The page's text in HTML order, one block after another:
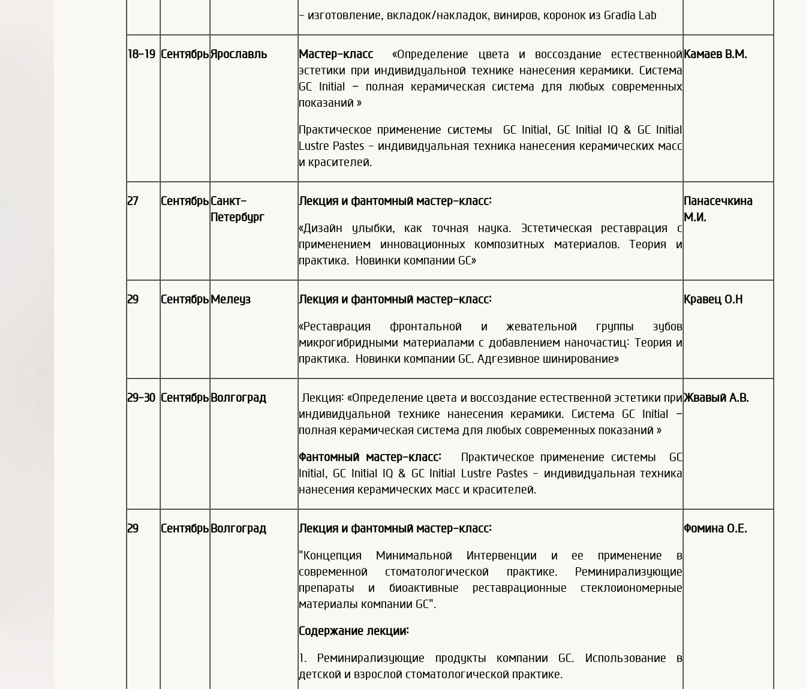
- изготовление, вкладок/накладок, виниров, коронок из Gradia Lab
18-19 СентябрьЯрославль Мастер-класс «Определение цвета и воссоздание естественной
эстетики при индивидуальной технике нанесения керамики. Система
GC Initial – полная керамическая система для любых современных
показаний »
Практическое применение системы GC Initial, GC Initial IQ & GC Initial
Lustre Pastes - индивидуальная техника нанесения керамических масс
и красителей.
Камаев В.М.
27 СентябрьСанкт-
Петербург
Лекция и фантомный мастер-класс:
«Дизайн улыбки, как точная наука. Эстетическая реставрация с
применением инновационных композитных материалов. Теория и
практика. Новинки компании GC»
Панасечкина
М.И.
29 СентябрьМелеуз Лекция и фантомный мастер-класс:
«Реставрация фронтальной и жевательной группы зубов
микрогибридными материалами с добавлением наночастиц: Теория и
практика. Новинки компании GC. Адгезивное шинирование»
Кравец О.Н
29-30 СентябрьВолгоград
Лекция: «Определение цвета и воссоздание естественной эстетики при
индивидуальной технике нанесения керамики. Система GC Initial –
полная керамическая система для любых современных показаний »
Фантомный мастер-класс:
Практическое применение системы GC
Initial, GC Initial IQ & GC Initial Lustre Pastes - индивидуальная техника
нанесения керамических масс и красителей.
Жвавый А.В.
29 СентябрьВолгоград Лекция и фантомный мастер-класс:
"Концепция Минимальной Интервенции и ее применение в
современной стоматологической практике. Реминирализующие
препараты и биоактивные реставрационные стеклоиономерные
материалы компании GC".
Содержание лекции:
1. Реминирализующие продукты компании GC. Использование в
детской и взрослой стоматологической практике.
Фомина О.Е.